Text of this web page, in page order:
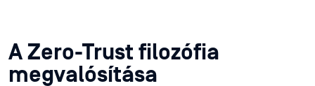
A Zero-Trust filozófia
megvalósítása